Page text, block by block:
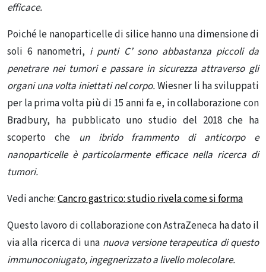
efficace.
Poiché le nanoparticelle di silice hanno una dimensione di
soli 6 nanometri, i punti C’ sono abbastanza piccoli da
penetrare nei tumori e passare in sicurezza attraverso gli
organi una volta iniettati nel corpo.Wiesner li ha sviluppati
per la prima volta più di 15 anni fa e, in collaborazione con
Bradbury, ha pubblicato uno studio del 2018 che ha
scoperto cheun ibrido frammento di anticorpo e
nanoparticelle è particolarmente efficace nella ricerca di
tumori.
Vedi anche:Cancro gastrico: studio rivela come si forma
Questo lavoro di collaborazione con AstraZeneca ha dato il
via alla ricerca di una nuova versione terapeutica di questo
immunoconiugato, ingegnerizzato a livello molecolare.